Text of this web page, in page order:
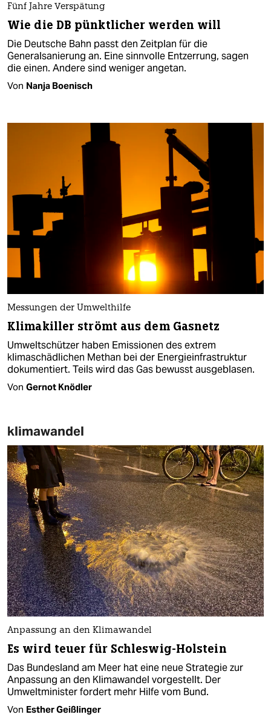
Fünf Jahre Verspätung
Wie die DB pünktlicher werden will
Die Deutsche Bahn passt den Zeitplan für die
Generalsanierung an. Eine sinnvolle Entzerrung, sagen
die einen. Andere sind weniger angetan.
Von Nanja Boenisch
Messungen der Umwelthilfe
Klimakiller strömt aus dem Gasnetz
Umweltschützer haben Emissionen des extrem
klimaschädlichen Methan bei der Energieinfrastruktur
dokumentiert. Teils wird das Gas bewusst ausgeblasen.
Von Gernot Knödler
klimawandel
Anpassung an den Klimawandel
Es wird teuer für Schleswig-Holstein
Das Bundesland am Meer hat eine neue Strategie zur
Anpassung an den Klimawandel vorgestellt. Der
Umweltminister fordert mehr Hilfe vom Bund.
Von Esther Geißlinger